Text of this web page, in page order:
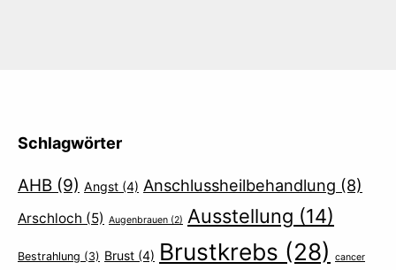
Schlagwörter
AHB (9) Angst (4) Anschlussheilbehandlung (8)
Arschloch (5) Augenbrauen (2) Ausstellung (14)
Bestrahlung (3) Brust (4) Brustkrebs (28) cancer